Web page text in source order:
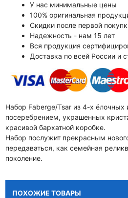
У нас минимальные цены
100% оригинальная
Скидки после первой
Надежность - нам 15 лет
Вся продукция
Доставка по всей России и
Набор Faberge/Tsar из 4-х ёлочных
посеребрением, украшенных
красивой бархатной коробке.
Набор послужит прекрасным
передаваться, как семейная
поколение.
ПОХОЖИЕ ТОВАРЫ